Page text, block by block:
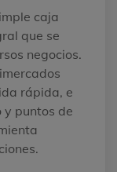
caja
que se
negocios.
rápida, e
y puntos de